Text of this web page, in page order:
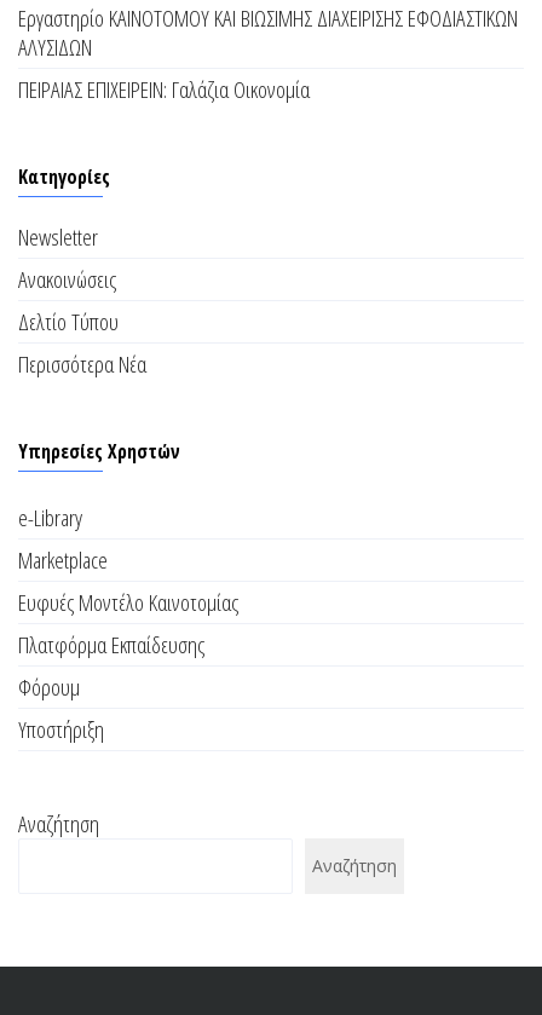
Εργαστηρίο ΚΑΙΝΟΤΟΜΟΥ ΚΑΙ ΒΙΩΣΙΜΗΣ ΔΙΑΧΕΙΡΙΣΗΣ ΕΦΟΔΙΑΣΤΙΚΩΝ
ΑΛΥΣΙΔΩΝ
ΠΕΙΡΑΙΑΣ ΕΠΙΧΕΙΡΕΙΝ: Γαλάζια Οικονομία
Kατηγορίες
Newsletter
Ανακοινώσεις
Δελτίο Τύπου
Περισσότερα Νέα
Υπηρεσίες Χρηστών
e-Library
Marketplace
Ευφυές Μοντέλο Καινοτομίας
Πλατφόρμα Εκπαίδευσης
Φόρουμ
Υποστήριξη
Αναζήτηση
Αναζήτηση